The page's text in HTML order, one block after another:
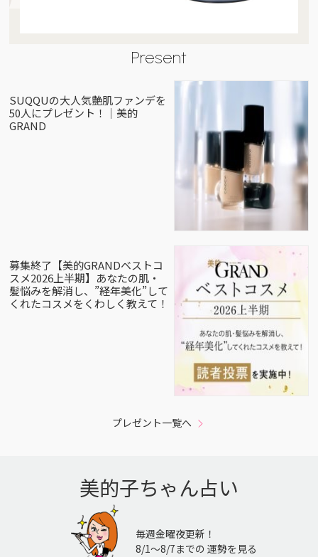
Present
SUQQUの大人気艶肌ファンデを
50人にプレゼント！｜美的
GRAND
募集終了【美的GRANDベストコ
スメ2026上半期】あなたの肌・
髪悩みを解消し、”経年美化”して
くれたコスメをくわしく教えて！
プレゼント一覧へ
美的子ちゃん占い
毎週金曜夜更新！
8/1〜8/7までの 運勢を見る